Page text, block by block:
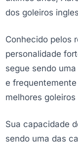
dos goleiros
Conhecido pelos
personalidade
segue sendo
e
melhores goleiros
Sua capacidade
sendo uma das